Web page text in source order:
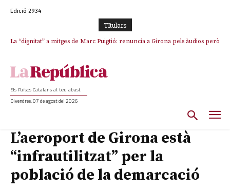
Edició 2934
TItulars
La “dignitat” a mitges de Marc Puigtió: renuncia a Girona pels àudios però
Els Països Catalans al teu abast
Divendres, 07 de agost del 2026
L’aeroport de Girona està
“infrautilitzat” per la
població de la demarcació